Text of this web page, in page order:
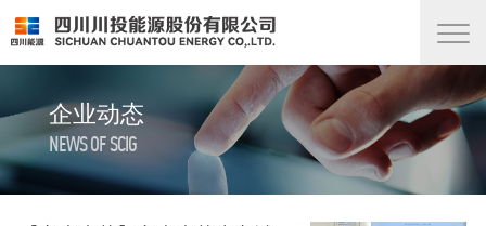
企业动态
NEWS OF SCIG